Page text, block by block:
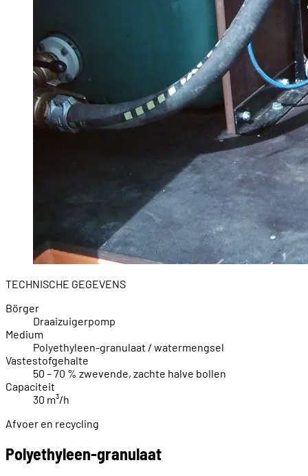
TECHNISCHE GEGEVENS
Börger
Draaizuigerpomp
Medium
Polyethyleen-granulaat / watermengsel
Vastestofgehalte
50 – 70 % zwevende, zachte halve bollen
Capaciteit
30 m³/h
Afvoer en recycling
Polyethyleen-granulaat